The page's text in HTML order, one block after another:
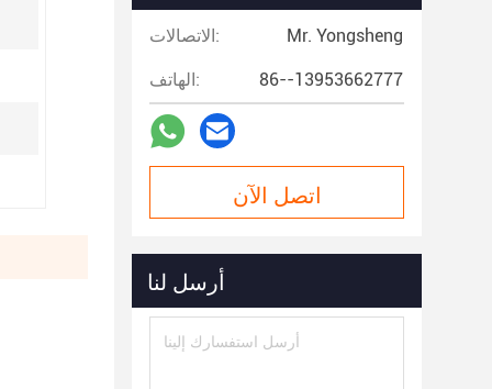
الاتصالات: Mr. Yongsheng
الهاتف: 86--13953662777
اتصل الآن
أرسل لنا